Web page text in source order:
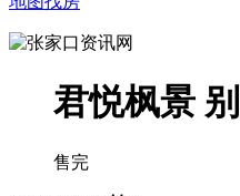
君悦枫景
售完